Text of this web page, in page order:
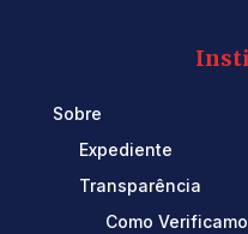
Sobre
Expediente
Transparência
Como